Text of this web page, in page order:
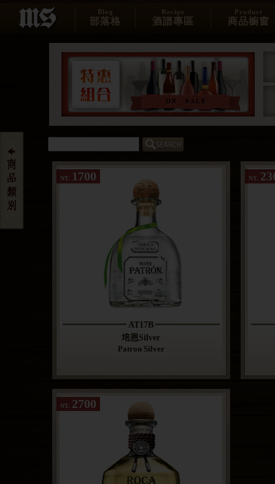
Blog
部落格
Recipe
酒譜專區
Product
商品櫥窗
AT17B
培恩Silver
Patron Silver
NT. 1700 NT.
NT. 2700